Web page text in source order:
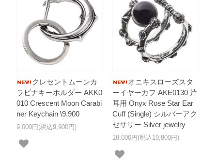
クレセントムーンカ
ラビナキーホルダー AKK0
010 Crescent Moon Carabi
ner Keychain \9,900
9,000円(税込9,900円)
オニキスローズスタ
ーイヤーカフ AKE0130 片
耳用 Onyx Rose Star Ear
Cuff (Single) シルバーアク
セサリー Silver jewelry
18,000円(税込19,800円)